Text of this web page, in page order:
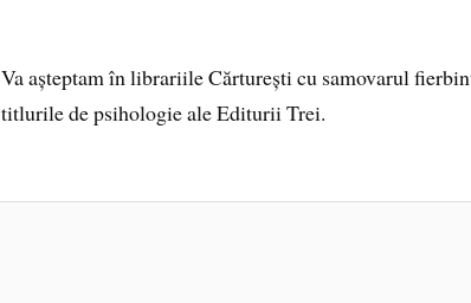
Va așteptam în librariile Cărturești cu samovarul
titlurile de psihologie ale Editurii Trei.